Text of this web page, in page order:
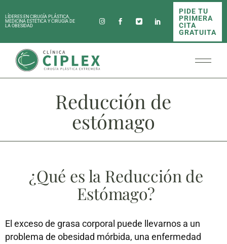
LÍDERES EN CIRUGÍA PLÁSTICA,
MEDICINA ESTÉTICA Y CIRUGÍA DE
LA OBESIDAD
PIDE TU
PRIMERA
CITA
GRATUITA
Reducción de
estómago
¿Qué es la Reducción de
Estómago?
El exceso de grasa corporal puede llevarnos a un
problema de obesidad mórbida, una enfermedad